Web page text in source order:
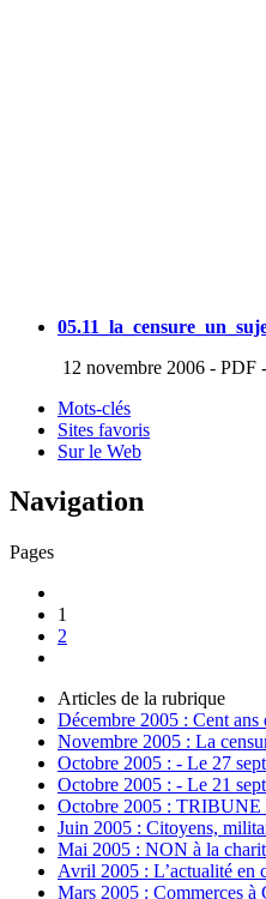
12 novembre 2006 - PDF -
Mots-clés
Sites favoris
Sur le Web
Navigation
Pages
1
2
Articles de la rubrique
Décembre 2005 : Cent ans
Novembre 2005 : La
Octobre 2005 : - Le 27
Octobre 2005 : - Le 21
Octobre 2005 : TRIBUNE
Juin 2005 : Citoyens,
Mai 2005 : NON à la
Avril 2005 : L’actualité en
Mars 2005 : Commerces à